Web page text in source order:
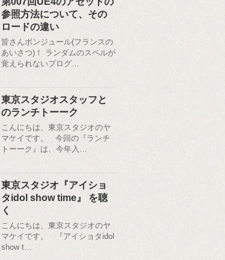
参照方法について、その
ロードの違い
皆さんボンジュール(フランスの
あいさつ)！ ランダムのスペルが
覚えられないプログ…
東京スタジオスタッフと
のランチトーーク
こんにちは、東京スタジオのヤ
マケイです。 今回の『ランチ
トーーク』は、今年入…
東京スタジオ『アイショ
タidol show time』 を聴
く
こんにちは、東京スタジオのヤ
マケイです。 『アイショタidol
show t…